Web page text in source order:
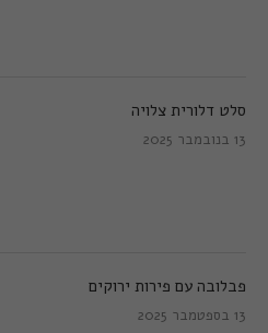
סלט דלורית צלויה
13 בנובמבר 2025
פבלובה עם פירות ירוקים
13 בספטמבר 2025